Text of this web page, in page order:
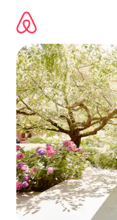
directement
contenu